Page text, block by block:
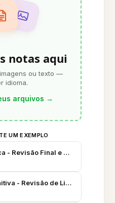
notas aqui
ou texto —
idioma.
arquivos →
UM EXEMPLO
- Revisão Final e Prática
- Revisão de Literatura e